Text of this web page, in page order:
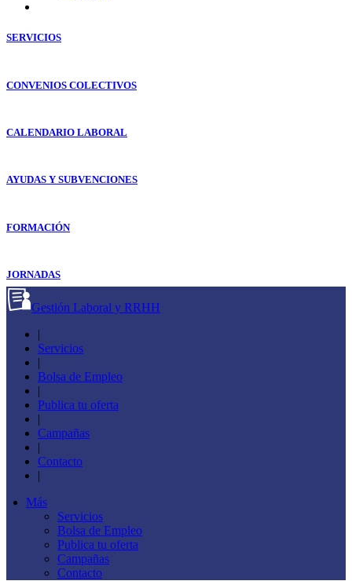
SERVICIOS
CONVENIOS COLECTIVOS
CALENDARIO LABORAL
AYUDAS Y SUBVENCIONES
FORMACIÓN
JORNADAS
Gestión Laboral y RRHH
|
Servicios
|
Bolsa de Empleo
|
Publica tu oferta
|
Campañas
|
Contacto
|
Más
Servicios
Bolsa de Empleo
Publica tu oferta
Campañas
Contacto